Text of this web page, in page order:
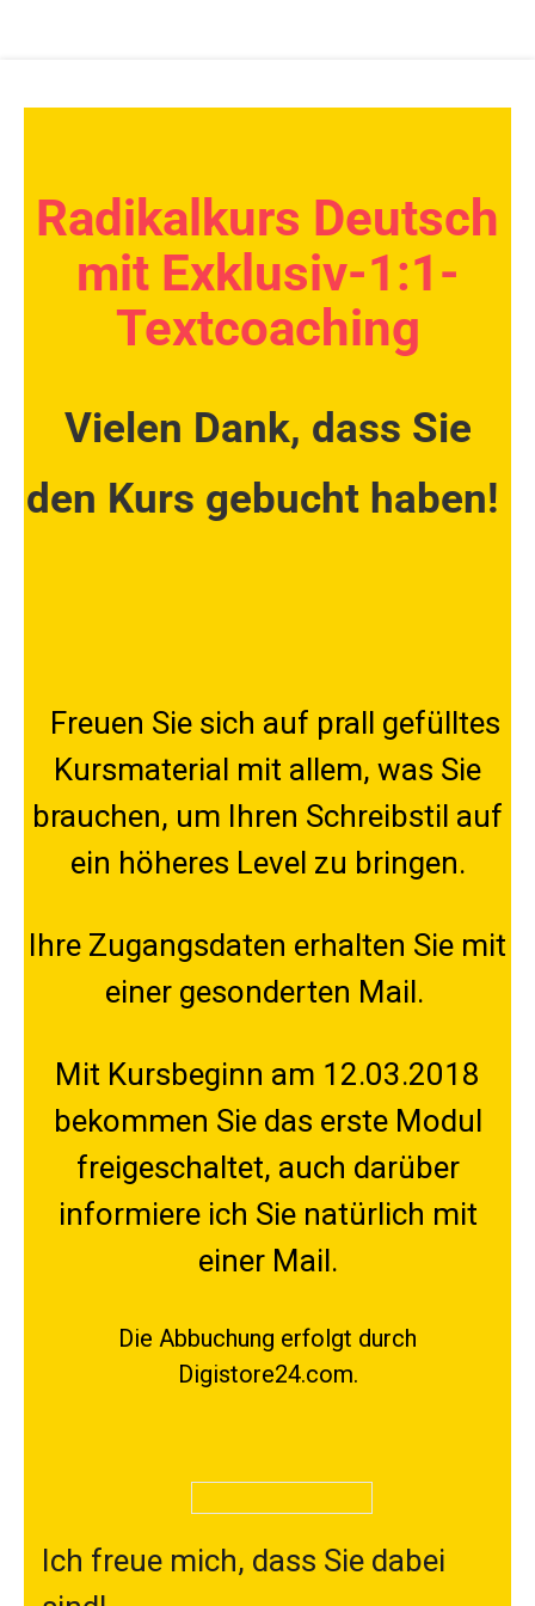
Radikalkurs Deutsch
mit Exklusiv-1:1-
Textcoaching
Vielen Dank, dass Sie
den Kurs gebucht haben!
Freuen Sie sich auf ​prall gefülltes
Kursmaterial mit allem, was Sie
brauchen, um Ihren Schreibstil auf
ein höheres Level zu bringen.
Ihre Zugangsdaten erhalten Sie mit
einer gesonderten Mail. ​​
​Mit Kursbeginn am 12.03.2018
bekommen Sie das erste Modul
freigeschaltet, auch darüber
informiere ich Sie natürlich mit
einer Mail.
Die Abbuchung erfolgt durch
Digistore24.com.
Ich freue mich, dass Sie dabei